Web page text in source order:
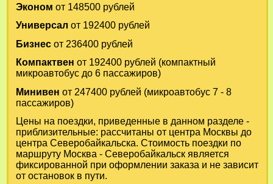
Эконом от 148500 рублей
Универсал от 192400 рублей
Бизнесот 236400 рублей
Компактвен от 192400 рублей (компактный
микроавтобус до 6 пассажиров)
Минивен от 247400 рублей (микроавтобус 7 - 8
пассажиров)
Цены на поездки, приведенные в данном разделе -
приблизительные: рассчитаны от центра Москвы до
центра Северобайкальска. Стоимость поездки по
маршруту Москва - Северобайкальск является
фиксированной при оформлении заказа и не зависит
от остановок в пути.